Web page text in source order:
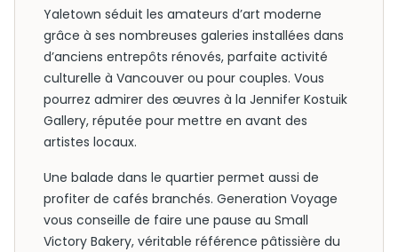
Yaletown séduit les amateurs d’art moderne
grâce à ses nombreuses galeries installées dans
d’anciens entrepôts rénovés, parfaite activité
culturelle à Vancouver ou pour couples. Vous
pourrez admirer des œuvres à la Jennifer Kostuik
Gallery, réputée pour mettre en avant des
artistes locaux.
Une balade dans le quartier permet aussi de
profiter de cafés branchés. Generation Voyage
vous conseille de faire une pause au Small
Victory Bakery, véritable référence pâtissière du